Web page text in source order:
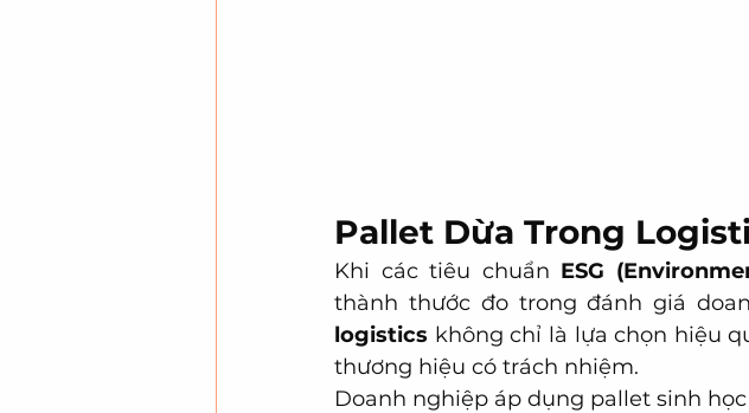
Pallet Dừa Trong
Khi các tiêu chuẩn ESG
thành thước đo trong đánh giá
logistics không chỉ là lựa chọn hiệu
thương hiệu có trách nhiệm.
Doanh nghiệp áp dụng pallet sinh học